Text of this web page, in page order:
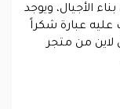
الأجيال، ويوجد
عليه عبارة شكراً
لاين من متجر